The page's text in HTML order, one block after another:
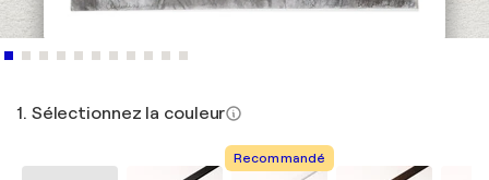
1. Sélectionnez la couleur
Recommandé